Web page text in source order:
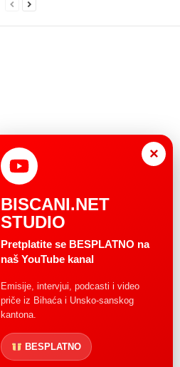
×
BISCANI.NET
STUDIO
Pretplatite se BESPLATNO na
naš YouTube kanal
Emisije, intervjui, podcasti i video
priče iz Bihaća i Unsko-sanskog
kantona.
BESPLATNO